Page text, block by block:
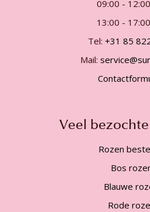
09:00 -
13:00 -
Tel: +31 85
Mail:
Veel
Rozen
Bos
Blauwe
Rode